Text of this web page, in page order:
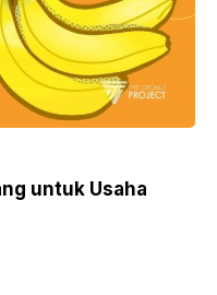
untuk Usaha